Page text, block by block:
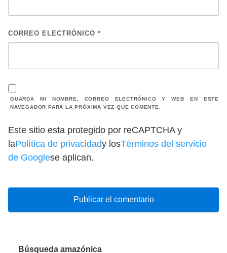
CORREO ELECTRÓNICO *
GUARDA MI NOMBRE, CORREO ELECTRÓNICO Y WEB EN ESTE
NAVEGADOR PARA LA PRÓXIMA VEZ QUE COMENTE.
Este sitio esta protegido por reCAPTCHA y
laPolítica de privacidady losTérminos del servicio
de Googlese aplican.
Búsqueda amazónica